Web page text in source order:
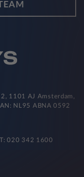
1101 AJ Amsterdam,
NL95 ABNA 0592
T: 020 342 1600